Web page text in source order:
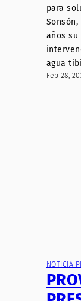
para
años
agua
Feb 28,
NOTICIA